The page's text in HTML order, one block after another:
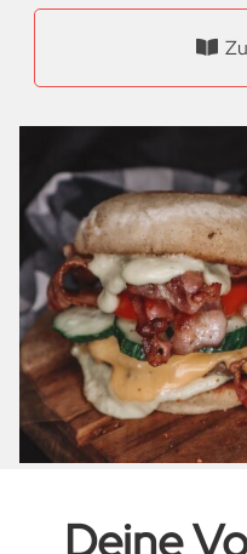
Deine